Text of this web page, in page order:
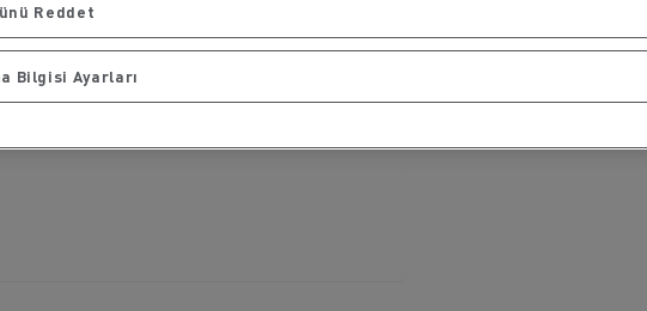
Reddet
Bilgisi Ayarları